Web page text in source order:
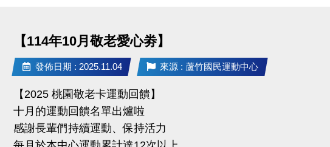
【早鳥優惠】
114/12/1(一)～12/31(三) 報名任一梯 9 折
【加碼優惠】
臨櫃報名享多堂優惠，兩梯享 9 折、三梯享 88 折優惠
【114年10月敬老愛心劵】
發佈日期 : 2025.11.04 來源 : 蘆竹國民運動中心
【2025 桃園敬老卡運動回饋】
十月的運動回饋名單出爐啦
感謝長輩們持續運動、保持活力